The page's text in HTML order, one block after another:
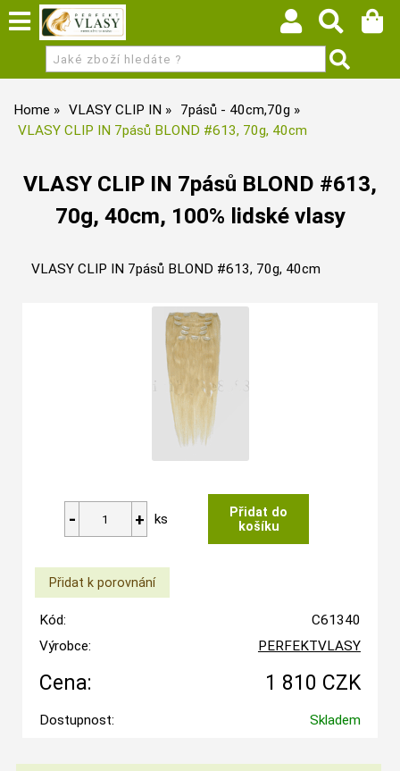
Home VLASY CLIP IN
7pásů - 40cm,70g
VLASY CLIP IN 7pásů BLOND #613, 70g, 40cm
VLASY CLIP IN 7pásů BLOND #613,
70g, 40cm, 100% lidské vlasy
VLASY CLIP IN 7pásů BLOND #613, 70g, 40cm
ks
Kód:
C61340
Výrobce:
PERFEKTVLASY
Cena: 1 810 CZK
Dostupnost: Skladem